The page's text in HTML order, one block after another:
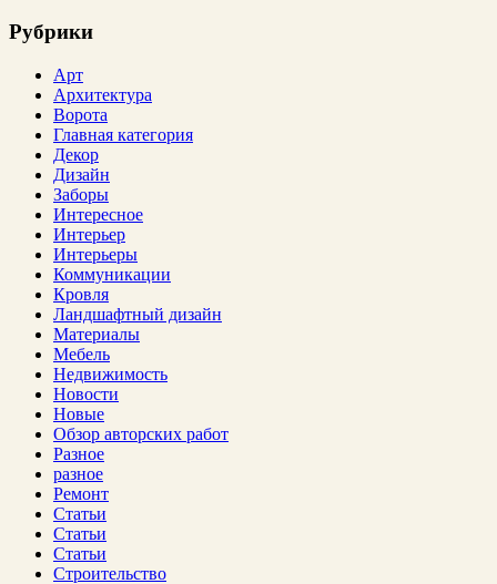
Рубрики
Арт
Архитектура
Ворота
Главная категория
Декор
Дизайн
Заборы
Интересное
Интерьер
Интерьеры
Коммуникации
Кровля
Ландшафтный дизайн
Материалы
Мебель
Недвижимость
Новости
Новые
Обзор авторских работ
Разное
разное
Ремонт
Статьи
Статьи
Статьи
Строительство